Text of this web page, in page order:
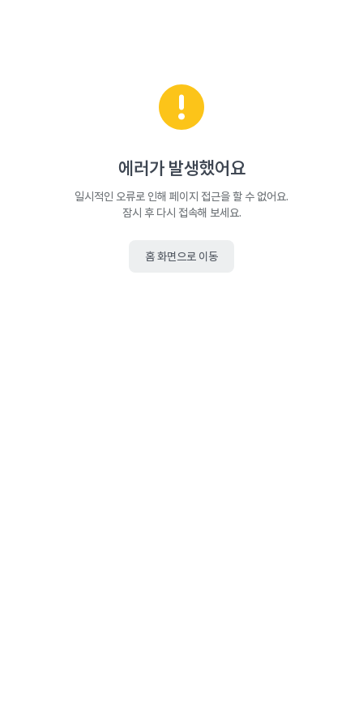
에러가 발생했어요
일시적인 오류로 인해 페이지 접근을 할 수 없어요.
잠시 후 다시 접속해 보세요.
홈 화면으로 이동